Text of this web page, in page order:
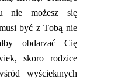
nie możesz się
być z Tobą nie
obdarzać Cię
skoro rodzice
wyściełanych